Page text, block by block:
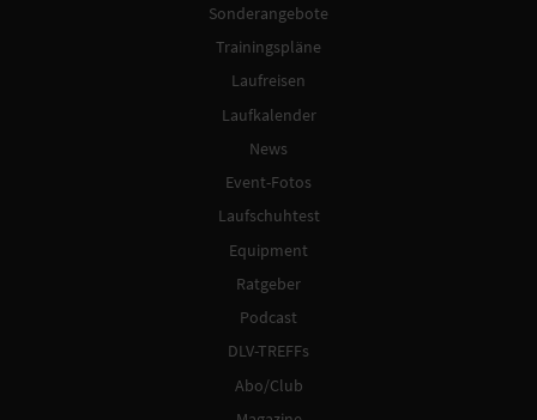
Sonderangebote
Trainingspläne
Laufreisen
Laufkalender
News
Event-Fotos
Laufschuhtest
Equipment
Ratgeber
Podcast
DLV-TREFFs
Abo/Club